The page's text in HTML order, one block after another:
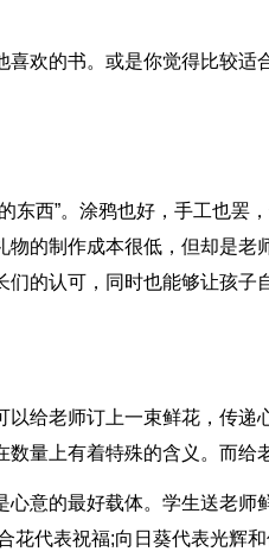
欢的书。或是你觉得比较适
东西”。涂鸦也好，手工也罢
的制作成本很低，但却是老
的认可，同时也能够让孩子
给老师订上一束鲜花，传递
量上有着特殊的含义。而给
意的最好载体。学生送老师
代表祝福;向日葵代表光辉和